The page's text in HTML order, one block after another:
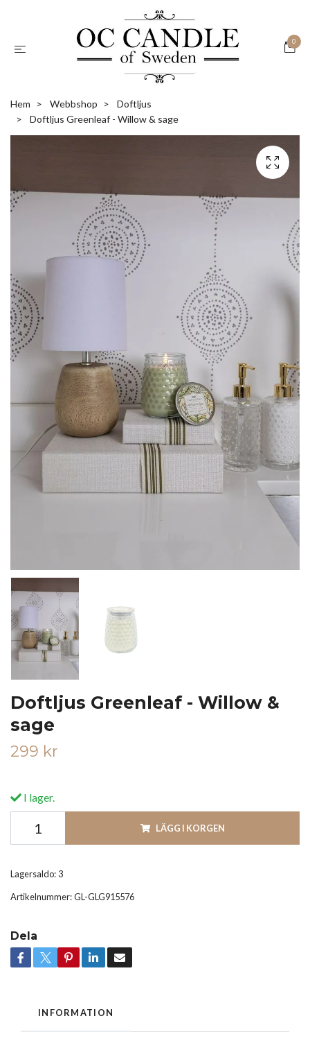
0
Hem Webbshop
Doftljus
Doftljus Greenleaf - Willow & sage
Doftljus Greenleaf - Willow &
sage
299 kr
I lager.
LÄGG I KORGEN
Lagersaldo: 3
Artikelnummer:GL-GLG915576
Dela
INFORMATION